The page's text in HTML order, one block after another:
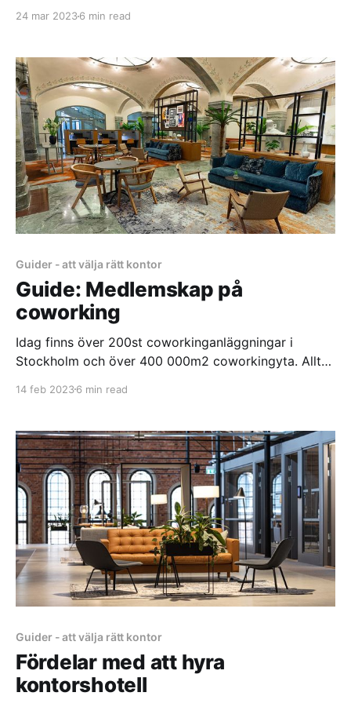
processen att skapa ett hybridkontor
24 mar 20236 min read
Guider - att välja rätt kontor
Guide: Medlemskap på
coworking
Idag finns över 200st coworkinganläggningar i
Stockholm och över 400 000m2 coworkingyta. Allt
till det nyöppnade Brygghuset som bjuder på en mer
frilansare, eller remote-arbetaren som söker en
professionell arbetsplats har alternativen aldrig varit
större.
14 feb 20236 min read
Guider - att välja rätt kontor
Fördelar med att hyra
kontorshotell